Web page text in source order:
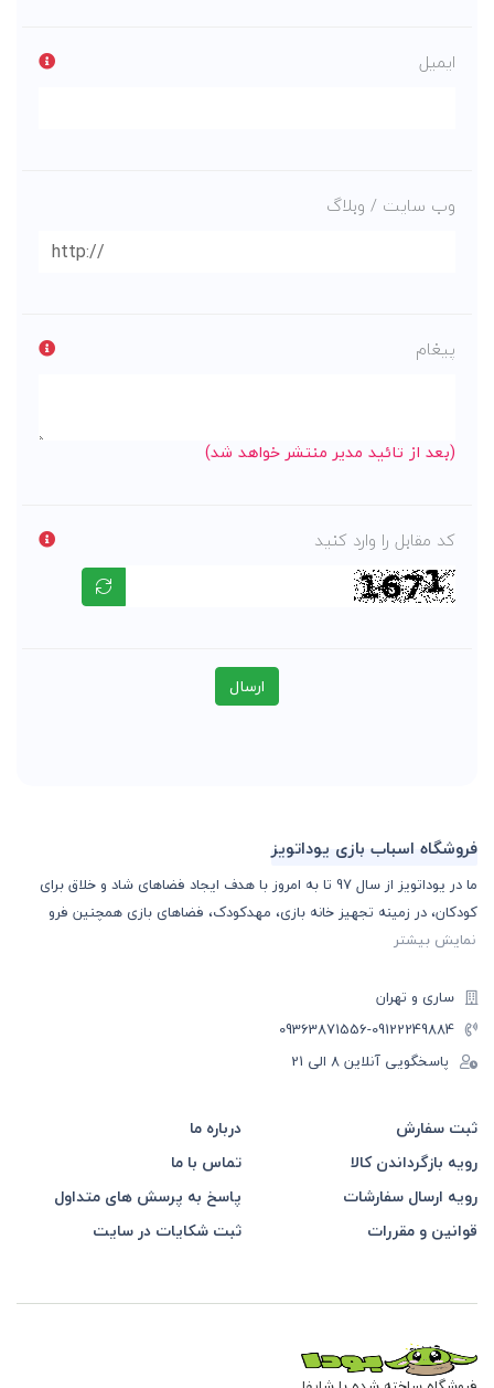
ایمیل
وب سایت / وبلاگ
پیغام
(بعد از تائید مدیر منتشر خواهد شد)
کد مقابل را وارد کنید
ارسال
فروشگاه اسباب بازی یوداتویز
ما در یوداتویز از سال 97 تا به امروز با هدف ایجاد فضاهای شاد و خلاق برای
کودکان، در زمینه تجهیز خانه بازی، مهدکودک، فضاهای بازی همچنین فرو
نمایش بیشتر
ساری و تهران
09122249884
-09363871556
پاسخگویی آنلاین 8 الی 21
ثبت سفارش
درباره ما
رویه بازگرداندن کالا
تماس با ما
رویه ارسال سفارشات
پاسخ به پرسش های متداول
قوانین و مقررات
ثبت شکایات در سایت